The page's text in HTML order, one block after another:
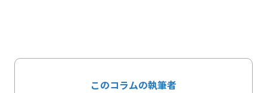
このコラムの執筆者